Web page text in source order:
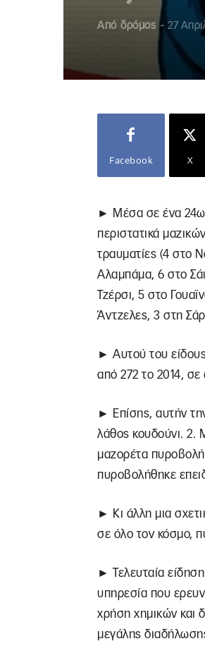
Από δρόμος - 27
Facebook X
► Μέσα σε ένα
περιστατικά
τραυματίες (4 στο
Αλαμπάμα, 6 στο
Τζέρσι, 5 στο
Άντζελες, 3 στη
► Αυτού του είδους
από 272 το 2014, σε
► Επίσης, αυτήν
λάθος κουδούνι. 2.
μαζορέτα
πυροβολήθηκε
► Κι άλλη μια
σε όλο τον κόσμο,
► Τελευταία
υπηρεσία που
χρήση χημικών και
μεγάλης